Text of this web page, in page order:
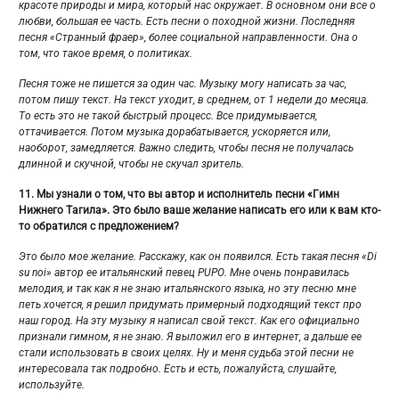
красоте природы и мира, который нас окружает. В основном они все о
любви, большая ее часть. Есть песни о походной жизни. Последняя
песня «Странный фраер», более социальной направленности. Она о
том, что такое время, о политиках.
Песня тоже не пишется за один час. Музыку могу написать за час,
потом пишу текст. На текст уходит, в среднем, от 1 недели до месяца.
То есть это не такой быстрый процесс. Все придумывается,
оттачивается. Потом музыка дорабатывается, ускоряется или,
наоборот, замедляется. Важно следить, чтобы песня не получалась
длинной и скучной, чтобы не скучал зритель.
11. Мы узнали о том, что вы автор и исполнитель песни «Гимн
Нижнего Тагила». Это было ваше желание написать его или к вам кто-
то обратился с предложением?
Это было мое желание. Расскажу, как он появился. Есть такая песня «Di
su noi» автор ее итальянский певец PUPO. Мне очень понравилась
мелодия, и так как я не знаю итальянского языка, но эту песню мне
петь хочется, я решил придумать примерный подходящий текст про
наш город. На эту музыку я написал свой текст. Как его официально
признали гимном, я не знаю. Я выложил его в интернет, а дальше ее
стали использовать в своих целях. Ну и меня судьба этой песни не
интересовала так подробно. Есть и есть, пожалуйста, слушайте,
используйте.